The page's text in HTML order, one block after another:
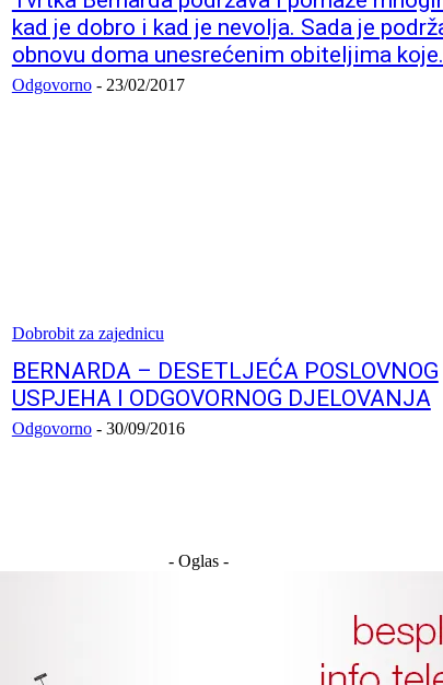
kad je dobro i kad je nevolja. Sada je
obnovu doma unesrećenim obiteljima
Odgovorno - 23/02/2017
Dobrobit za zajednicu
BERNARDA – DESETLJEĆA POSLOVNOG
USPJEHA I ODGOVORNOG DJELOVANJA
Odgovorno - 30/09/2016
- Oglas -